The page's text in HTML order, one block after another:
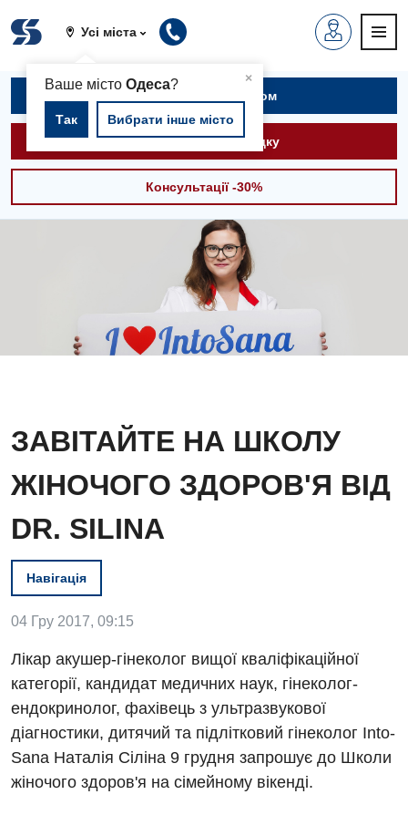
Усі міста
×
Ваше містоОдеса?
Так Вибрати інше місто
Вакансії
Заходи БПР
Інтернатура
Енциклопедія
Діагностика
Ангіографічні дослідження
Діагностичне відділення
Відділ госпіталізації
Записатися на прийом
Викликати швидку
Консультації -30%
ЗАВІТАЙТЕ НА ШКОЛУ
ЖІНОЧОГО ЗДОРОВ'Я ВІД
DR. SILINA
Навігація
04 Гру 2017, 09:15
Лікар акушер-гінеколог вищої кваліфікаційної
категорії, кандидат медичних наук, гінеколог-
ендокринолог, фахівець з ультразвукової
діагностики, дитячий та підлітковий гінеколог Into-
Sana Наталія Сіліна 9 грудня запрошує до Школи
жіночого здоров'я на сімейному вікенді.